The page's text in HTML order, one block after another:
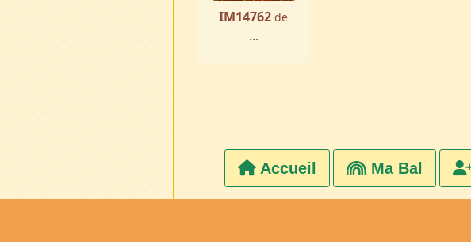
IM14762 de
...
Accueil Ma Bal